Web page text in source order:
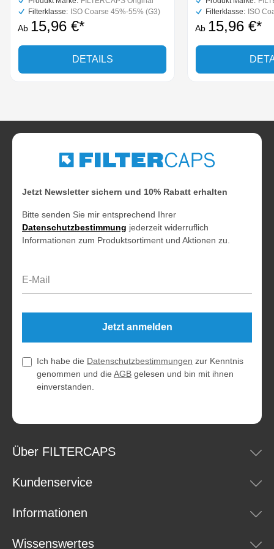
Filterklasse: ISO Coarse 45%-55% (G3)
Ab 15,96 €*
DETAILS
Filterklasse: ISO
Ab 15,96 €*
Jetzt Newsletter sichern und 10% Rabatt erhalten
Bitte senden Sie mir entsprechend Ihrer
Datenschutzbestimmung jederzeit widerruflich
Informationen zum Produktsortiment und Aktionen zu.
Jetzt anmelden
Ich habe die Datenschutzbestimmungen zur Kenntnis
genommen und die AGB gelesen und bin mit ihnen
einverstanden.
Über FILTERCAPS
Kundenservice
Informationen
Wissenswertes